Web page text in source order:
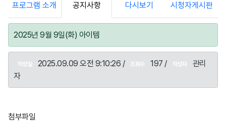
프로그램 소개 공지사항 다시보기 시청자게시판
2025년 9월 9일(화) 아이템
작성일 2025.09.09 오전 9:10:26 / 조회수 197 / 작성자
관리
자
첨부파일